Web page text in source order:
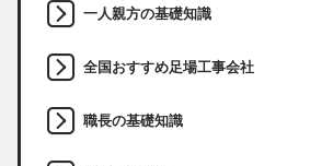
一人親方の基礎知識
全国おすすめ足場工事会社
職長の基礎知識